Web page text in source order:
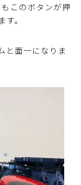
このボタンが押
。
と面一になりま